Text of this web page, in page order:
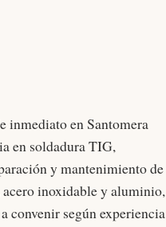
inmediato en Santomera
en soldadura TIG,
y mantenimiento de
inoxidable y aluminio,
convenir según experiencia